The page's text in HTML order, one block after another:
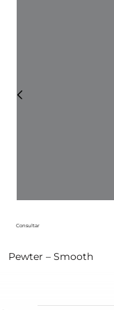
Consultar
Pewter – Smooth